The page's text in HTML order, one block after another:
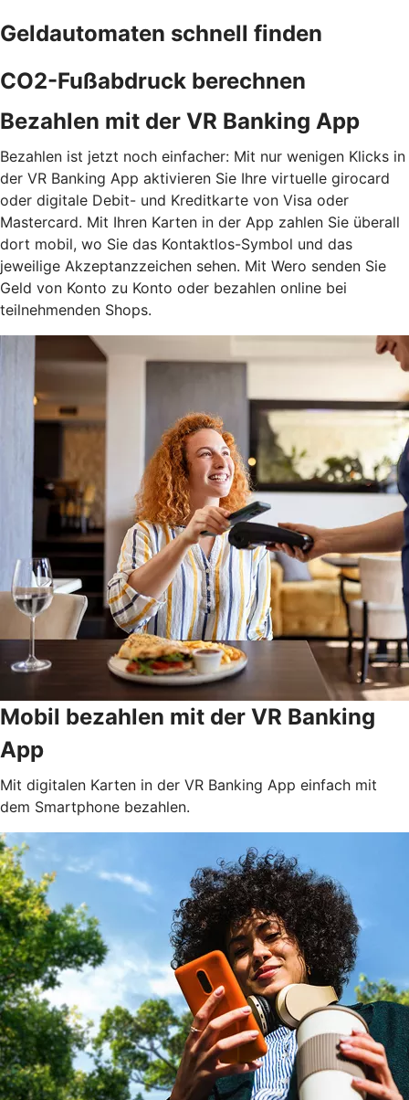
Geldautomaten schnell finden
CO2-Fußabdruck berechnen
Bezahlen mit der VR Banking App
Bezahlen ist jetzt noch einfacher: Mit nur wenigen Klicks in
der VR Banking App aktivieren Sie Ihre virtuelle girocard
oder digitale Debit- und Kreditkarte von Visa oder
Mastercard. Mit Ihren Karten in der App zahlen Sie überall
dort mobil, wo Sie das Kontaktlos-Symbol und das
jeweilige Akzeptanzzeichen sehen. Mit Wero senden Sie
Geld von Konto zu Konto oder bezahlen online bei
teilnehmenden Shops.
Mobil bezahlen mit der VR Banking
App
Mit digitalen Karten in der VR Banking App einfach mit
dem Smartphone bezahlen.